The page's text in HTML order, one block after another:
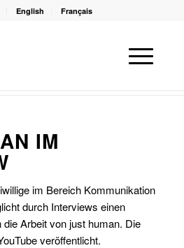
English Français
IM
im Bereich Kommunikation
durch Interviews einen
Arbeit von just human. Die
veröffentlicht.